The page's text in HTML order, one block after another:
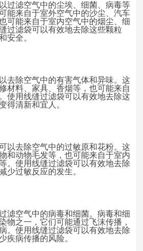
过滤空气中的尘埃、细菌、病毒等
能来自于室外空气中的沙尘、汽车
可能来自于室内空气中的烟尘、细
过滤袋可以有效地去除这些颗粒
安全。
去除空气中的有害气体和异味。这
材料、家具、香烟等，也可能来自
使用线缝过滤袋可以有效地去除这
得清新和宜人。
以去除空气中的过敏原和花粉。这
和动物毛发等，也可能来自于室内
。使用线缝过滤袋可以有效地去除
少过敏反应的发生。
滤空气中的病毒和细菌。病毒和细
物之一，它们可能通过飞沫传播，
。使用线缝过滤袋可以有效地去除
疾病传播的风险。